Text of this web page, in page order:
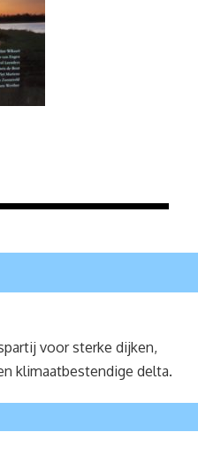
voor sterke dijken,
klimaatbestendige delta.